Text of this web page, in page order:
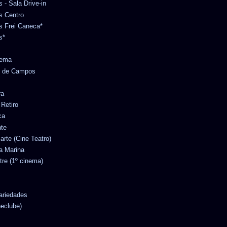
- Sala Drive-in
Centro
Frei Caneca*
Campos
(Cine Teatro)
Marina
(1º cinema)